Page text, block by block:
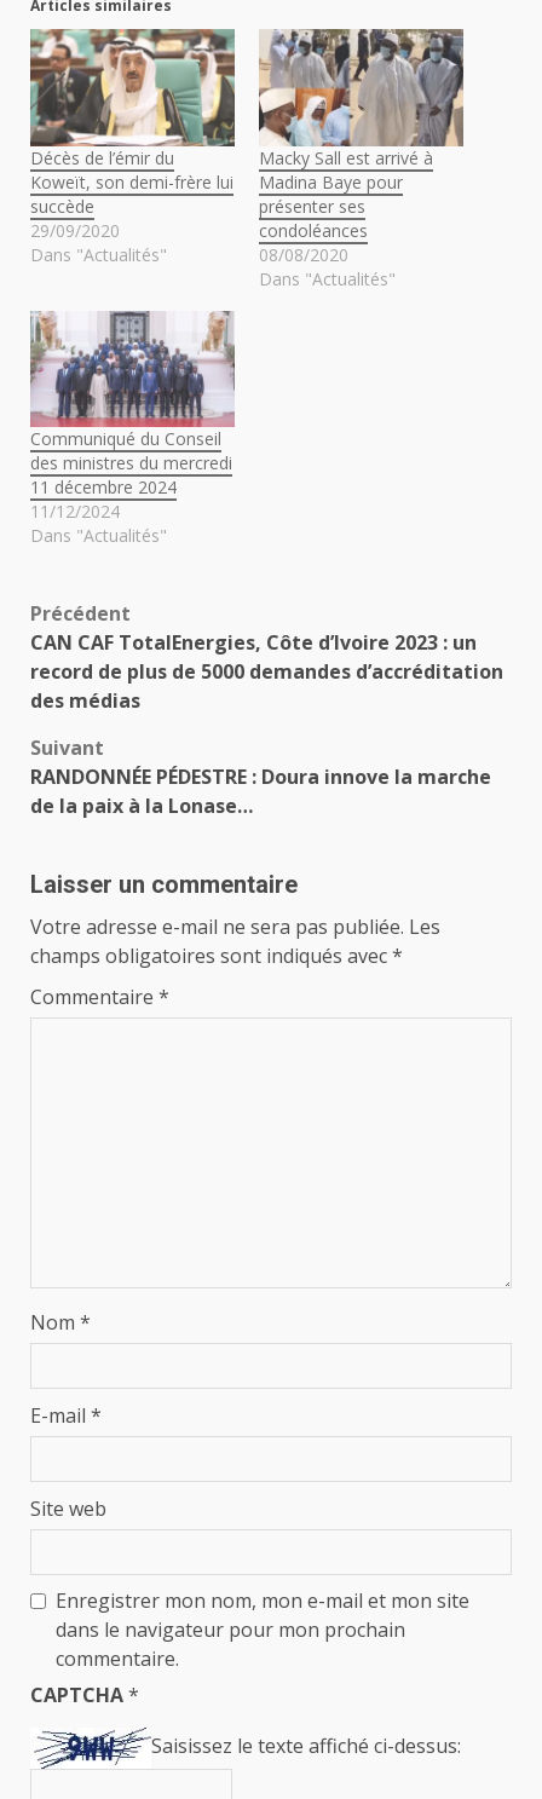
Articles similaires
Décès de l’émir du
Koweït, son demi-frère lui
succède
29/09/2020
Dans "Actualités"
Macky Sall est arrivé à
Madina Baye pour
présenter ses
condoléances
08/08/2020
Dans "Actualités"
Communiqué du Conseil
des ministres du mercredi
11 décembre 2024
11/12/2024
Dans "Actualités"
Navigation
d’article
Précédent
CAN CAF TotalEnergies, Côte d’Ivoire 2023 : un
record de plus de 5000 demandes d’accréditation
des médias
Suivant
RANDONNÉE PÉDESTRE : Doura innove la marche
de la paix à la Lonase…
Laisser un commentaire
Votre adresse e-mail ne sera pas publiée. Les
champs obligatoires sont indiqués avec*
Commentaire *
Nom *
E-mail *
Site web
Enregistrer mon nom, mon e-mail et mon site
dans le navigateur pour mon prochain
commentaire.
CAPTCHA*
Saisissez le texte affiché ci-dessus: